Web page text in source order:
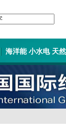
海洋能 小水电 天